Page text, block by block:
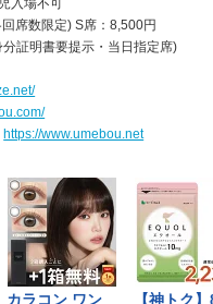
入場不可
席数限定) S席：8,500円
証明書要提示・当日指定席)
https://www.umebou.net